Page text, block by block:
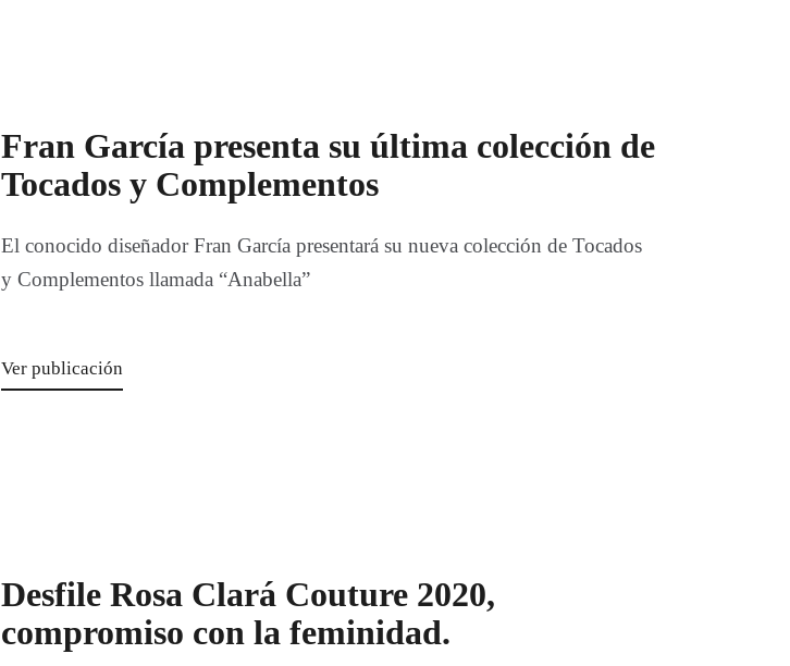
Fran García presenta su última colección de
Tocados y Complementos
El conocido diseñador Fran García presentará su nueva colección de Tocados
y Complementos llamada “Anabella”
Ver publicación
Desfile Rosa Clará Couture 2020,
compromiso con la feminidad.